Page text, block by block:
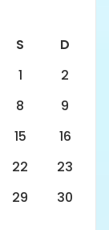
S
D
1
2
8
9
15
16
22
23
29
30